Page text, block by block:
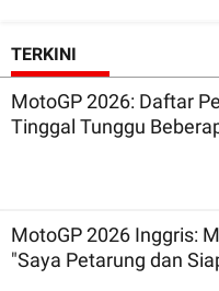
TERKINI
MotoGP 2026: Daftar
Tinggal Tunggu
MotoGP 2026 Inggris:
"Saya Petarung dan